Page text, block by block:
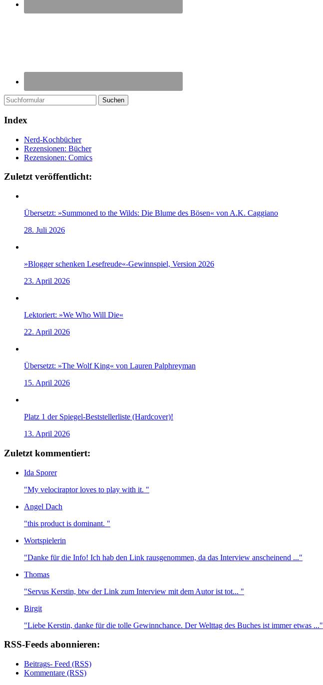
Suchen
Index
Nerd-Kochbücher
Rezensionen: Bücher
Rezensionen: Comics
Zuletzt veröffentlicht:
Übersetzt: »Summoned to the Wilds: Die Blume des Bösen« von A.K. Caggiano
28. Juli 2026
»Blogger schenken Lesefreude«-Gewinnspiel, Version 2026
23. April 2026
Lektoriert: »We Who Will Die«
22. April 2026
Übersetzt: »The Wolf King« von Lauren Palphreyman
15. April 2026
Platz 1 der Spiegel-Beststellerliste (Hardcover)!
13. April 2026
Zuletzt kommentiert:
Ida Sporer
"My velociraptor loves to play with it. "
Angel Dach
"this product is dominant. "
Wortspielerin
"Danke für die Info! Ich hab den Link rausgenommen, da das Interview anscheinend ..."
Thomas
"Servus Kerstin, btw der Link zum Interview mit dem Autor ist tot... "
Birgit
"Liebe Kerstin, danke für die tolle Gewinnchance. Der Welttag des Buches ist immer etwas ..."
RSS-Feeds abonnieren:
Beitrags- Feed (RSS)
Kommentare (RSS)